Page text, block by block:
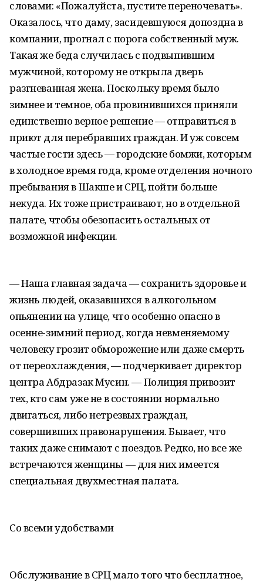
словами: «Пожалуйста, пустите переночевать».
Оказалось, что даму, засидевшуюся допоздна в
компании, прогнал с порога собственный муж.
Такая же беда случилась с подвыпившим
мужчиной, которому не открыла дверь
разгневанная жена. Поскольку время было
зимнее и темное, оба провинившихся приняли
единственно верное решение — отправиться в
приют для перебравших граждан. И уж совсем
частые гости здесь — городские бомжи, которым
в холодное время года, кроме отделения ночного
пребывания в Шакше и СРЦ, пойти больше
некуда. Их тоже пристраивают, но в отдельной
палате, чтобы обезопасить остальных от
возможной инфекции.
— Наша главная задача — сохранить здоровье и
жизнь людей, оказавшихся в алкогольном
опьянении на улице, что особенно опасно в
осенне-зимний период, когда невменяемому
человеку грозит обморожение или даже смерть
от переохлаждения, — подчеркивает директор
центра Абдразак Мусин. — Полиция привозит
тех, кто сам уже не в состоянии нормально
двигаться, либо нетрезвых граждан,
совершивших правонарушения. Бывает, что
таких даже снимают с поездов. Редко, но все же
встречаются женщины — для них имеется
специальная двухместная палата.
Со всеми удобствами
Обслуживание в СРЦ мало того что бесплатное,